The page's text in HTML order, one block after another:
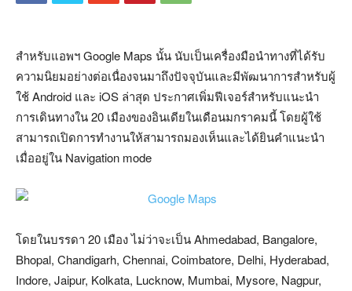
สำหรับแอพฯ Google Maps นั้น นับเป็นเครื่องมือนำทางที่ได้รับ
ความนิยมอย่างต่อเนื่องจนมาถึงปัจจุบันและมีพัฒนาการสำหรับผู้
ใช้ Android และ iOS ล่าสุด ประกาศเพิ่มฟีเจอร์สำหรับแนะนำ
การเดินทางใน 20 เมืองของอินเดียในเดือนมกราคมนี้ โดยผู้ใช้
สามารถเปิดการทำงานให้สามารถมองเห็นและได้ยินคำแนะนำ
เมื่ออยู่ใน Navigation mode
โดยในบรรดา 20 เมือง ไม่ว่าจะเป็น Ahmedabad, Bangalore,
Bhopal, Chandigarh, Chennai, Coimbatore, Delhi, Hyderabad,
Indore, Jaipur, Kolkata, Lucknow, Mumbai, Mysore, Nagpur,